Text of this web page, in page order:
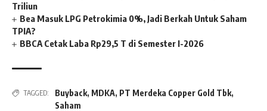
Triliun
Bea Masuk LPG Petrokimia 0%, Jadi Berkah Untuk Saham
TPIA?
BBCA Cetak Laba Rp29,5 T di Semester I-2026
TAGGED: Buyback, MDKA, PT Merdeka Copper Gold Tbk,
Saham